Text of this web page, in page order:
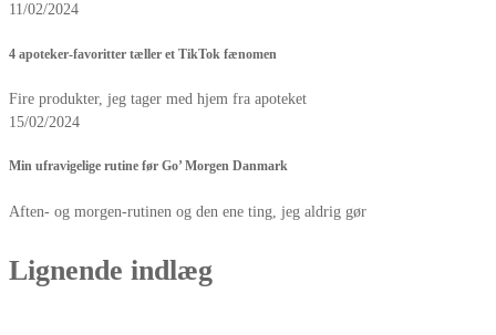
11/02/2024
4 apoteker-favoritter tæller et TikTok fænomen
Fire produkter, jeg tager med hjem fra apoteket
15/02/2024
Min ufravigelige rutine før Go’ Morgen Danmark
Aften- og morgen-rutinen og den ene ting, jeg aldrig gør
Lignende indlæg